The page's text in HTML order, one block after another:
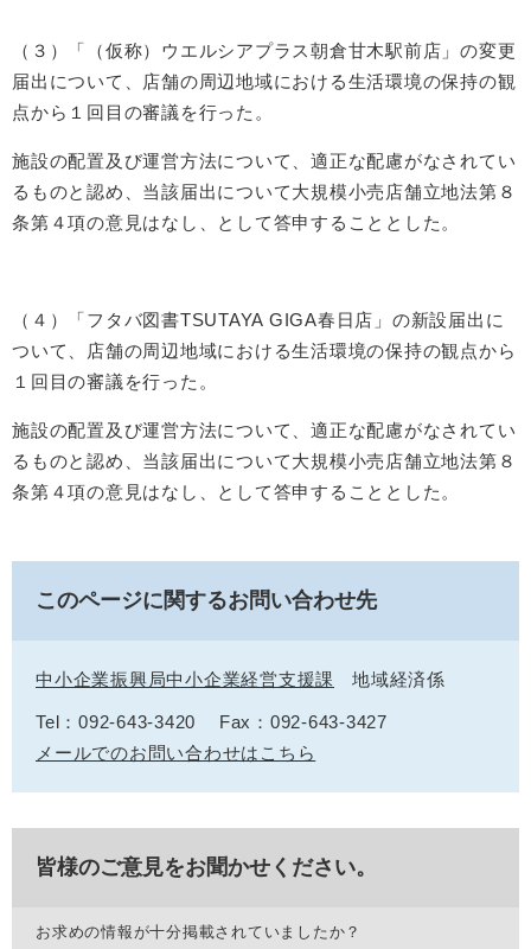
（３）「（仮称）ウエルシアプラス朝倉甘木駅前店」の変更
届出について、店舗の周辺地域における生活環境の保持の観
点から１回目の審議を行った。
施設の配置及び運営方法について、適正な配慮がなされてい
るものと認め、当該届出について大規模小売店舗立地法第８
条第４項の意見はなし、として答申することとした。
（４）「フタバ図書TSUTAYA GIGA春日店」の新設届出に
ついて、店舗の周辺地域における生活環境の保持の観点から
１回目の審議を行った。
施設の配置及び運営方法について、適正な配慮がなされてい
るものと認め、当該届出について大規模小売店舗立地法第８
条第４項の意見はなし、として答申することとした。
このページに関するお問い合わせ先
中小企業振興局中小企業経営支援課 地域経済係
Tel：092-643-3420
Fax：092-643-3427
メールでのお問い合わせはこちら
皆様のご意見をお聞かせください。
お求めの情報が十分掲載されていましたか？